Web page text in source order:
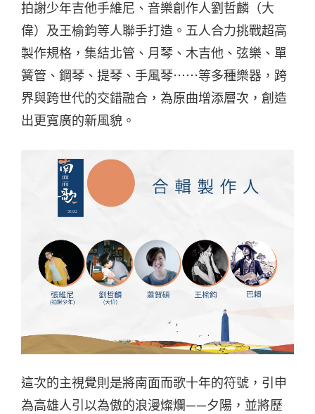
拍謝少年吉他手維尼、音樂創作人劉哲麟（大
偉）及王榆鈞等人聯手打造。五人合力挑戰超高
製作規格，集結北管、月琴、木吉他、弦樂、單
簧管、鋼琴、提琴、手風琴⋯⋯等多種樂器，跨
界與跨世代的交錯融合，為原曲增添層次，創造
出更寬廣的新風貌。
這次的主視覺則是將南面而歌十年的符號，引申
為高雄人引以為傲的浪漫燦爛——夕陽，並將歷